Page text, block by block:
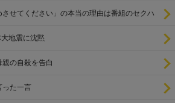
せてください」の本当の理由は番組のセクハ
地震に沈黙
の自殺を告白
った一言